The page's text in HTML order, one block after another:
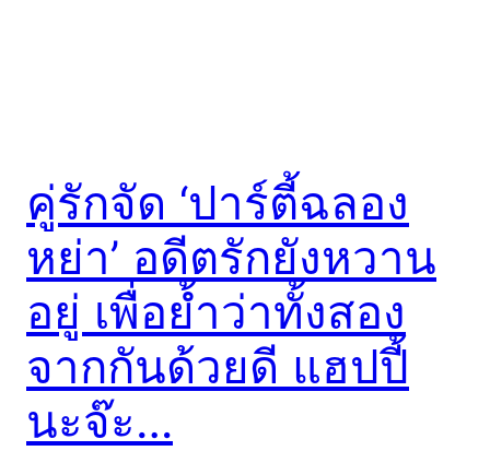
คู่รักจัด ‘ปาร์ตี้ฉลอง
หย่า’ อดีตรักยังหวาน
อยู่ เพื่อย้ำว่าทั้งสอง
จากกันด้วยดี แฮปปี้
นะจ๊ะ…